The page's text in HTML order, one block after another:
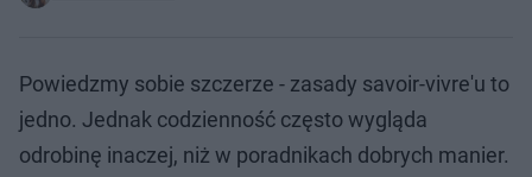
Powiedzmy sobie szczerze - zasady savoir-vivre'u to
jedno. Jednak codzienność często wygląda
odrobinę inaczej, niż w poradnikach dobrych manier.